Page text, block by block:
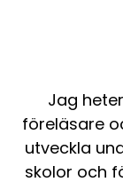
Jag
föreläsare
utveckla
skolor och